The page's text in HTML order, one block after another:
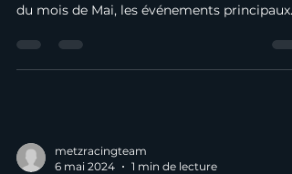
du mois de Mai, les événements principaux
metzracingteam
6 mai 2024
1 min de lecture